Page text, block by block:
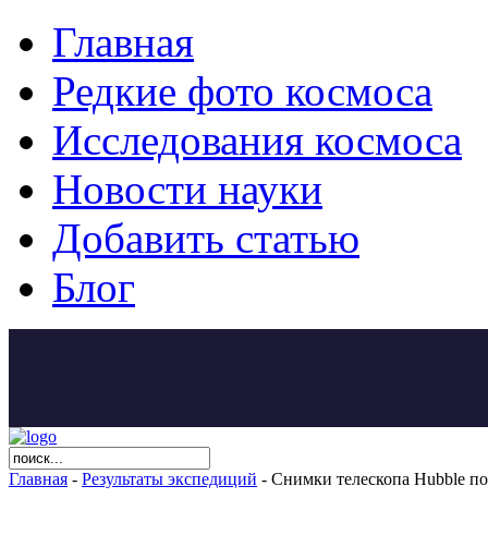
Главная
Редкие фото космоса
Исследования космоса
Новости науки
Добавить статью
Блог
Главная - Результаты экспедиций - Снимки телескопа Hubble